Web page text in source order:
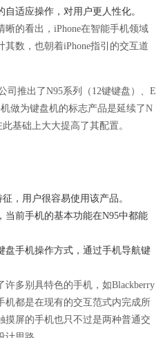
适应操作，对用户更人性化。
的看出，iPhone在智能手机领域
数，也朝着iPhone指引的交互道
司推出了N95系列（12键键盘）、E
做为键盘机的标志产品是延续了N
基础上大大提高了其配置。
，用户很容易使用该产品。
前手机的基本功能在N95中都能
盘手机操作方式，通过手机导航键
多别具特色的手机，如Blackberry
机都是在现有的交互范式内完成所
摸屏的手机也只不过是两种普通交